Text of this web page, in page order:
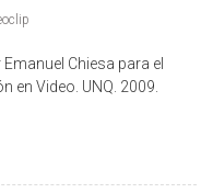
Chiesa para el
en Video. UNQ. 2009.